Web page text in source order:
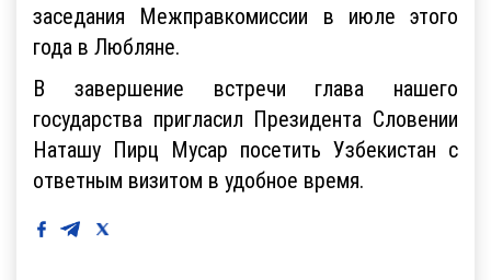
заседания Межправкомиссии в июле этого
года в Любляне.
В завершение встречи глава нашего
государства пригласил Президента Словении
Наташу Пирц Мусар посетить Узбекистан с
ответным визитом в удобное время.